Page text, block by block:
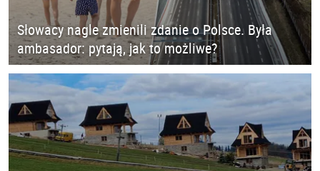
Słowacy nagle zmienili zdanie o Polsce. Była
ambasador: pytają, jak to możliwe?